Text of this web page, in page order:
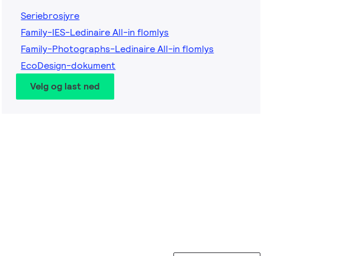
Seriebrosjyre
Family-IES-Ledinaire All-in flomlys
Family-Photographs-Ledinaire All-in flomlys
EcoDesign-dokument
Velg og last ned